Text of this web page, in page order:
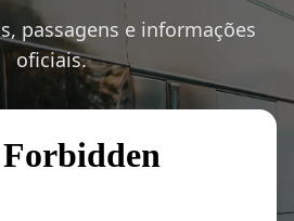
passagens e informações
oficiais.